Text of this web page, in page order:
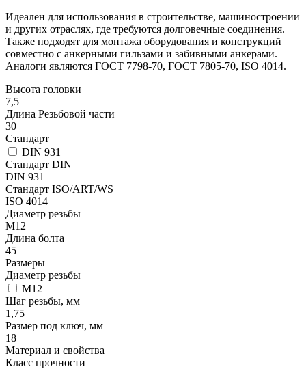
Идеален для использования в строительстве, машиностроении
и других отраслях, где требуются долговечные соединения.
Также подходят для монтажа оборудования и конструкций
совместно с анкерными гильзами и забивными анкерами.
Аналоги являются ГОСТ 7798-70, ГОСТ 7805-70, ISO 4014.
Высота головки
7,5
Длина Резьбовой части
30
Стандарт
DIN 931
Стандарт DIN
DIN 931
Стандарт ISO/ART/WS
ISO 4014
Диаметр резьбы
М12
Длина болта
45
Размеры
Диаметр резьбы
М12
Шаг резьбы, мм
1,75
Размер под ключ, мм
18
Материал и свойства
Класс прочности